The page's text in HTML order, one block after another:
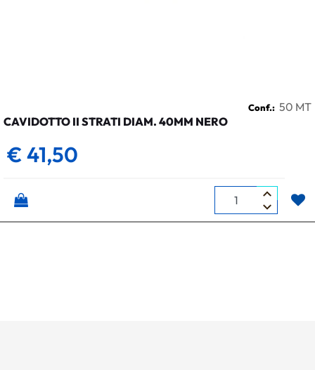
Conf.: 50 MT
CAVIDOTTO II STRATI DIAM. 40MM NERO
€ 41,50
Quantità